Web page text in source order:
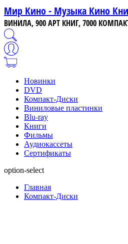
Мир Кино - Музыка Кино
ВИНИЛА, 900 АРТ КНИГ, 7000
Новинки
DVD
Компакт-Диски
Виниловые пластинки
Blu-ray
Книги
Фильмы
Аудиокассеты
Сертификаты
option-select
Главная
Компакт-Диски